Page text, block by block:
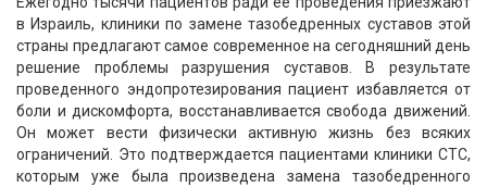
в Израиль, клиники по замене тазобедренных суставов этой
страны предлагают самое современное на сегодняшний день
решение проблемы разрушения суставов. В результате
проведенного эндопротезирования пациент избавляется от
боли и дискомфорта, восстанавливается свобода движений.
Он может вести физически активную жизнь без всяких
ограничений. Это подтверждается пациентами клиники СТС,
которым уже была произведена замена тазобедренного